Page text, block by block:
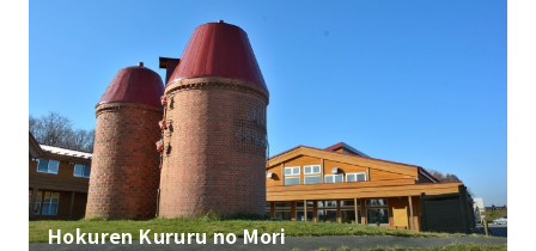
Hokuren Kururu no Mori